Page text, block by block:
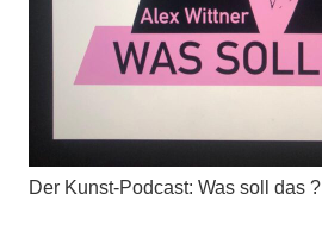
Der Kunst-Podcast: Was soll das ?